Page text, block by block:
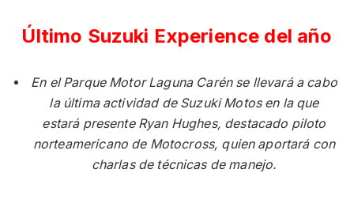
Último Suzuki Experience del año
En el Parque Motor Laguna Carén se llevará a cabo
la última actividad de Suzuki Motos en la que
estará presente Ryan Hughes, destacado piloto
norteamericano de Motocross, quien aportará con
charlas de técnicas de manejo.